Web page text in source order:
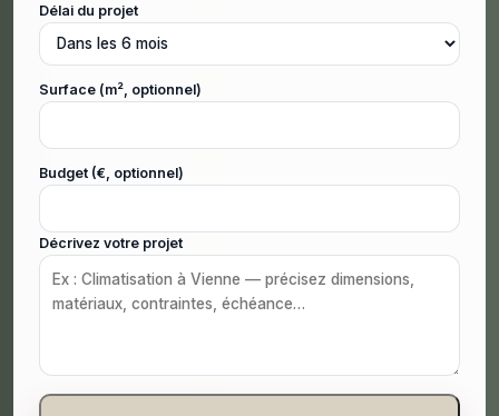
Délai du projet
Surface (m², optionnel)
Budget (€, optionnel)
Décrivez votre projet